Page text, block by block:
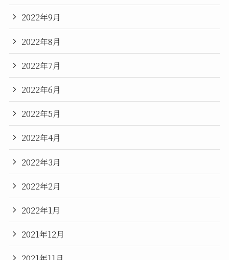
2022年9月
2022年8月
2022年7月
2022年6月
2022年5月
2022年4月
2022年3月
2022年2月
2022年1月
2021年12月